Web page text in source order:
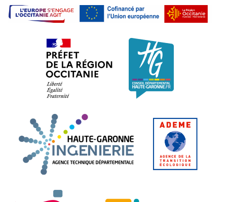
Préfet de la région
Haute-Garonne
ANAH - Agence Nationale de l'Habitat